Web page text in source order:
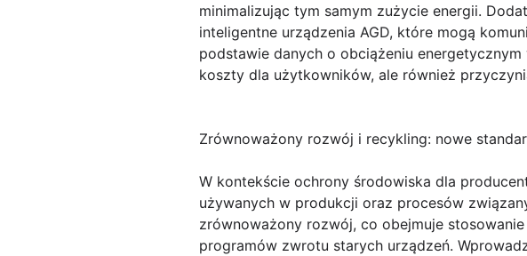
minimalizując tym samym zużycie energii.
inteligentne urządzenia AGD, które mogą
podstawie danych o obciążeniu
koszty dla użytkowników, ale również
Zrównoważony rozwój i recykling: nowe
W kontekście ochrony środowiska dla
używanych w produkcji oraz procesów
zrównoważony rozwój, co obejmuje
programów zwrotu starych urządzeń.